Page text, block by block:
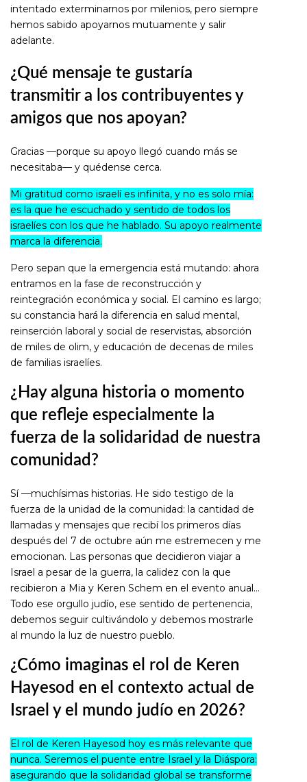
intentado exterminarnos por milenios, pero siempre
hemos sabido apoyarnos mutuamente y salir
adelante.
¿Qué mensaje te gustaría
transmitir a los contribuyentes y
amigos que nos apoyan?
Gracias —porque su apoyo llegó cuando más se
necesitaba— y quédense cerca.
Mi gratitud como israelí es infinita, y no es solo mía:
es la que he escuchado y sentido de todos los
israelíes con los que he hablado. Su apoyo realmente
marca la diferencia.
Pero sepan que la emergencia está mutando: ahora
entramos en la fase de reconstrucción y
reintegración económica y social. El camino es largo;
su constancia hará la diferencia en salud mental,
reinserción laboral y social de reservistas, absorción
de miles de olim, y educación de decenas de miles
de familias israelíes.
¿Hay alguna historia o momento
que refleje especialmente la
fuerza de la solidaridad de nuestra
comunidad?
Sí —muchísimas historias. He sido testigo de la
fuerza de la unidad de la comunidad: la cantidad de
llamadas y mensajes que recibí los primeros días
después del 7 de octubre aún me estremecen y me
emocionan. Las personas que decidieron viajar a
Israel a pesar de la guerra, la calidez con la que
recibieron a Mia y Keren Schem en el evento anual…
Todo ese orgullo judío, ese sentido de pertenencia,
debemos seguir cultivándolo y debemos mostrarle
al mundo la luz de nuestro pueblo.
¿Cómo imaginas el rol de Keren
Hayesod en el contexto actual de
Israel y el mundo judío en 2026?
El rol de Keren Hayesod hoy es más relevante que
nunca. Seremos el puente entre Israel y la Diáspora:
asegurando que la solidaridad global se transforme